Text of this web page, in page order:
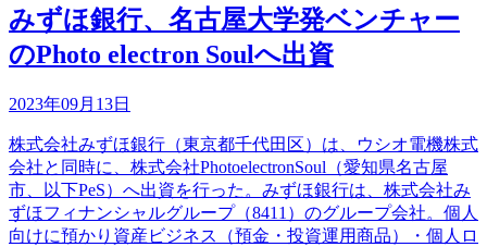
みずほ銀行、名古屋大学発ベンチャー
のPhoto electron Soulへ出資
2023年09月13日
株式会社みずほ銀行（東京都千代田区）は、ウシオ電機株式
会社と同時に、株式会社PhotoelectronSoul（愛知県名古屋
市、以下PeS）へ出資を行った。みずほ銀行は、株式会社み
ずほフィナンシャルグループ（8411）のグループ会社。個人
向けに預かり資産ビジネス（預金・投資運用商品）・個人ロ